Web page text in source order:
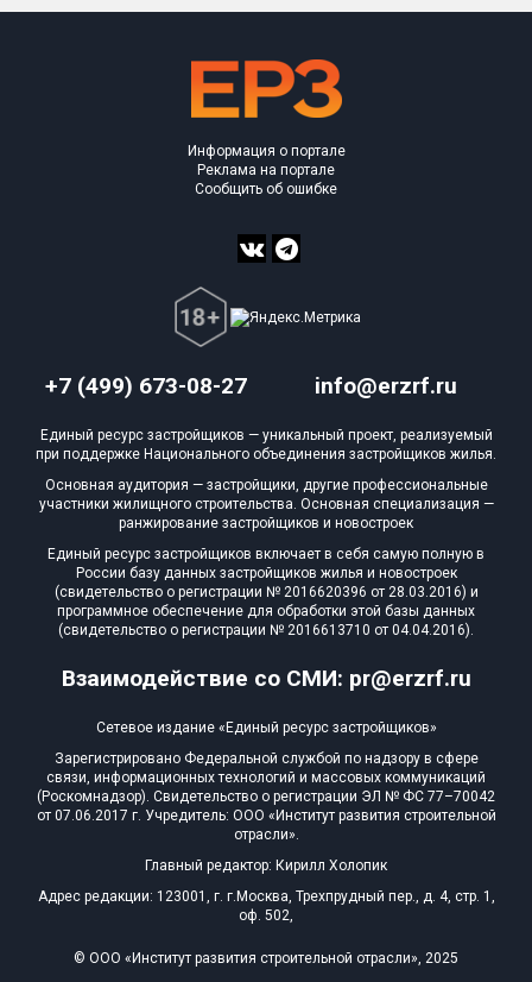
с продажами
Рейтинг ЕРЗ
Многоквартирных домов
Блокированных домов
Домов с апартаментами
Многоквартирных домов
0 из 20
Квартир, апартаментов,
блоков в БД
0 из 22 712
+7 (499) 673-08-27 info@erzrf.ru
Взаимодействие со СМИ: pr@erzrf.ru
Информация о портале
Реклама на портале
Сообщить об ошибке
Единый ресурс застройщиков — уникальный проект, реализуемый
при поддержке Национального объединения застройщиков жилья.
Основная аудитория — застройщики, другие профессиональные
участники жилищного строительства. Основная специализация —
ранжирование застройщиков и новостроек
Единый ресурс застройщиков включает в себя самую полную в
России базу данных застройщиков жилья и новостроек
(свидетельство о регистрации № 2016620396 от 28.03.2016) и
программное обеспечение для обработки этой базы данных
(свидетельство о регистрации № 2016613710 от 04.04.2016).
Сетевое издание «Единый ресурс застройщиков»
Зарегистрировано Федеральной службой по надзору в сфере
связи, информационных технологий и массовых коммуникаций
(Роскомнадзор). Свидетельство о регистрации ЭЛ № ФС 77–70042
от 07.06.2017 г. Учредитель: ООО «Институт развития строительной
отрасли».
Главный редактор: Кирилл Холопик
Адрес редакции: 123001, г. г.Москва, Трехпрудный пер., д. 4, стр. 1,
оф. 502,
© ООО «Институт развития строительной отрасли», 2025